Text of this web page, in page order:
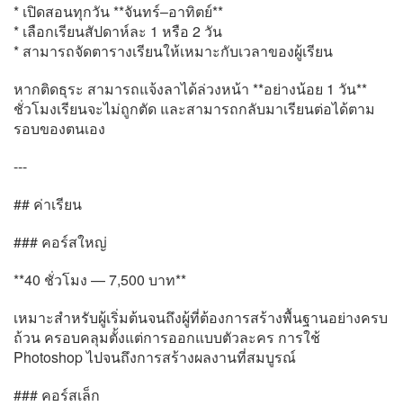
* เปิดสอนทุกวัน **จันทร์–อาทิตย์**
* เลือกเรียนสัปดาห์ละ 1 หรือ 2 วัน
* สามารถจัดตารางเรียนให้เหมาะกับเวลาของผู้เรียน
หากติดธุระ สามารถแจ้งลาได้ล่วงหน้า **อย่างน้อย 1 วัน**
ชั่วโมงเรียนจะไม่ถูกตัด และสามารถกลับมาเรียนต่อได้ตาม
รอบของตนเอง
---
## ค่าเรียน
### คอร์สใหญ่
**40 ชั่วโมง — 7,500 บาท**
เหมาะสำหรับผู้เริ่มต้นจนถึงผู้ที่ต้องการสร้างพื้นฐานอย่างครบ
ถ้วน ครอบคลุมตั้งแต่การออกแบบตัวละคร การใช้
Photoshop ไปจนถึงการสร้างผลงานที่สมบูรณ์
### คอร์สเล็ก